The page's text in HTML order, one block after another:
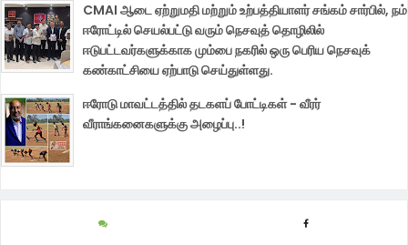
CMAI ஆடை ஏற்றுமதி மற்றும் உற்பத்தியாளர் சங்கம் சார்பில், நம்
ஈரோட்டில் செயல்பட்டு வரும் நெசவுத் தொழிலில்
ஈடுபட்டவர்களுக்காக மும்பை நகரில் ஒரு பெரிய நெசவுக்
கண்காட்சியை ஏற்பாடு செய்துள்ளது.
ஈரோடு மாவட்டத்தில் தடகளப் போட்டிகள் - வீரர்
வீராங்கனைகளுக்கு அழைப்பு..!